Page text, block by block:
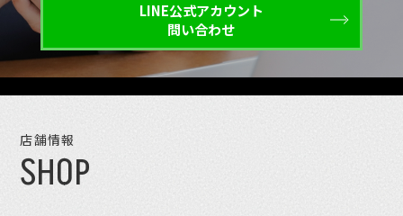
LINE公式アカウント
問い合わせ
店舗情報
SHOP